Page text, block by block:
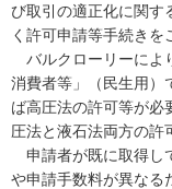
び取引の適正化に関す
く許可申請等手続きを
バルクローリーによ
消費者等」（民生用）
ば高圧法の許可等が必
圧法と液石法両方の許
申請者が既に取得し
や申請手数料が異なる